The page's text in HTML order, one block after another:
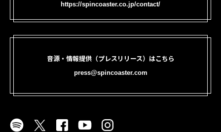
https://spincoaster.co.jp/contact/
音源・情報提供（プレスリリース）はこちら
press@spincoaster.com